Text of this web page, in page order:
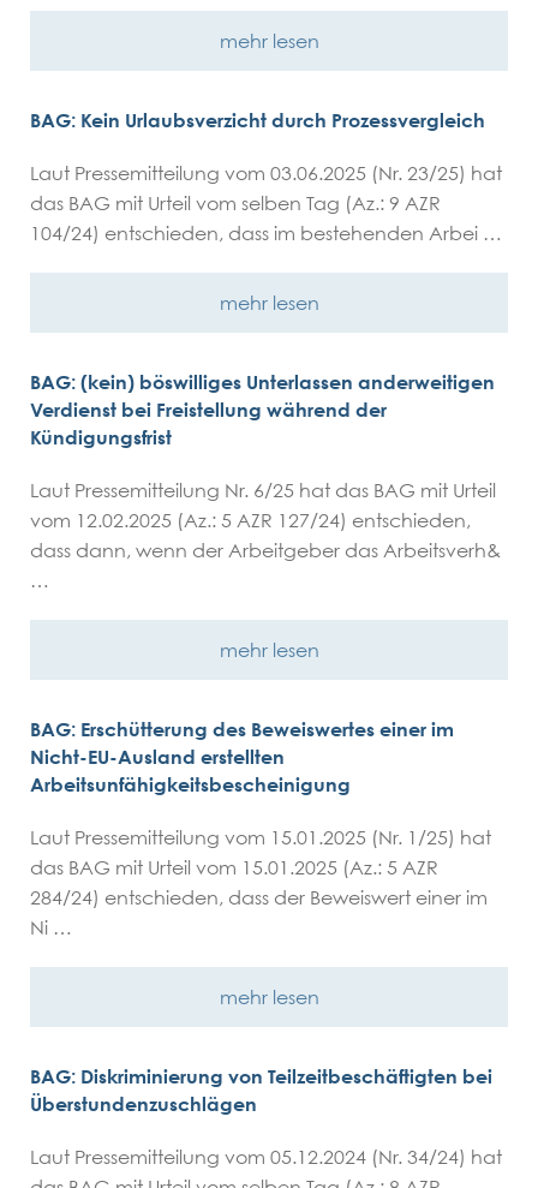
mehr lesen
BAG: Kein Urlaubsverzicht durch Prozessvergleich
Laut Pressemitteilung vom 03.06.2025 (Nr. 23/25) hat
das BAG mit Urteil vom selben Tag (Az.: 9 AZR
104/24) entschieden, dass im bestehenden Arbei …
mehr lesen
BAG: (kein) böswilliges Unterlassen anderweitigen
Verdienst bei Freistellung während der
Kündigungsfrist
Laut Pressemitteilung Nr. 6/25 hat das BAG mit Urteil
vom 12.02.2025 (Az.: 5 AZR 127/24) entschieden,
dass dann, wenn der Arbeitgeber das Arbeitsverh&
…
mehr lesen
BAG: Erschütterung des Beweiswertes einer im
Nicht-EU-Ausland erstellten
Arbeitsunfähigkeitsbescheinigung
Laut Pressemitteilung vom 15.01.2025 (Nr. 1/25) hat
das BAG mit Urteil vom 15.01.2025 (Az.: 5 AZR
284/24) entschieden, dass der Beweiswert einer im
Ni …
mehr lesen
BAG: Diskriminierung von Teilzeitbeschäftigten bei
Überstundenzuschlägen
Laut Pressemitteilung vom 05.12.2024 (Nr. 34/24) hat